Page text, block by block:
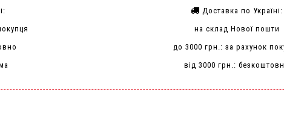
Доставка по Україні:
на склад Нової пошти
до 3000 грн.: за рахунок
від 3000 грн.: